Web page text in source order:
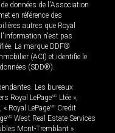
données de l'Association
en référence des
autres que Royal
l'information n'est pas
La marque DDF®
(ACI) et identifie le
(SDD®).
Les bureaux
Royal LePageMD Ltée »,
« Royal LePageMD Credit
MD West Real Estate Services
Mont-Tremblant »